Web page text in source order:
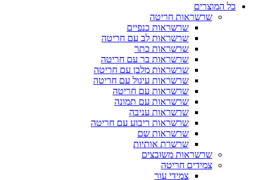
כל המוצרים
שרשראות חריטה
שרשראות כנפיים
שרשראות לב עם חריטה
שרשראות כתר
שרשראות בר עם חריטה
שרשראות מלבן עם חריטה
שרשראות עיגול עם חריטה
שרשראות עם חריטה
שרשראות עם תמונה
שרשראות עניבה
שרשראות ריבוע עם חריטה
שרשראות שם
שרשרת אותיות
שרשראות משובצים
צמידים חריטה
צמידי עור